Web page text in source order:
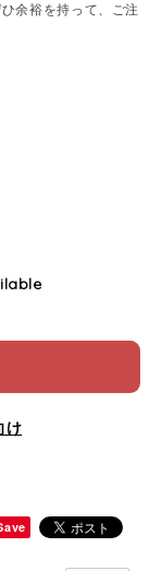
余裕を持って、ご注
け